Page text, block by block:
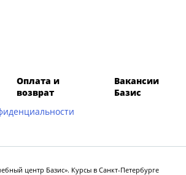
Оплата и
возврат
Вакансии
Базис
центр Базис». Курсы в Санкт-Петербурге